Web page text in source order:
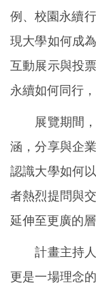
例、校園永續
現大學如何成
互動展示與投
永續如何同行
展覽期間，
涵，分享與企
認識大學如何
者熱烈提問與
延伸至更廣的
計畫主持人
更是一場理念